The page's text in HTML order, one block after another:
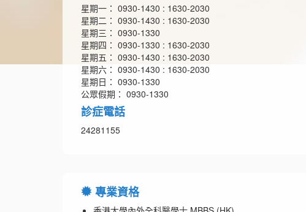
星期一： 0930-1430 : 1630-2030
星期二： 0930-1430 : 1630-2030
星期三： 0930-1330
星期四： 0930-1330 : 1630-2030
星期五： 0930-1430 : 1630-2030
星期六： 0930-1430 : 1630-2030
星期日： 0930-1330
公眾假期： 0930-1330
診症電話
24281155
專業資格